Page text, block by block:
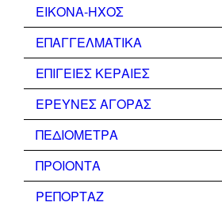
ΕΙΚΟΝΑ-ΗΧΟΣ
ΕΠΑΓΓΕΛΜΑΤΙΚΑ
ΕΠΙΓΕΙΕΣ ΚΕΡΑΙΕΣ
ΕΡΕΥΝΕΣ ΑΓΟΡΑΣ
ΠΕΔΙΟΜΕΤΡΑ
ΠΡΟΙΟΝΤΑ
ΡΕΠΟΡΤΑΖ